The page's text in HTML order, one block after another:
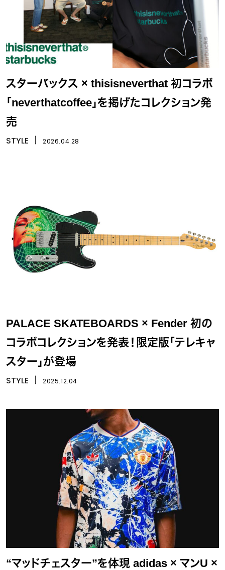
スターバックス × thisisneverthat 初コラボ
「neverthatcoffee」を掲げたコレクション発
売
STYLE 2026.04.28
PALACE SKATEBOARDS × Fender 初の
コラボコレクションを発表！限定版「テレキャ
スター」が登場
STYLE 2025.12.04
“マッドチェスター”を体現 adidas × マンU ×